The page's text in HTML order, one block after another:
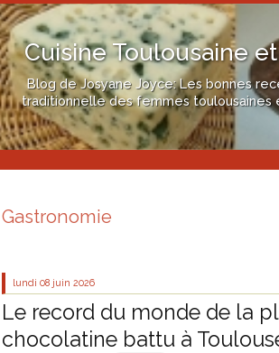
Cuisine Toulousaine
Blog de Josyane Joyce: Les bonnes
traditionnelle des femmes toulousaines
Gastronomie
lundi 08 juin 2026
Le record du monde de la
chocolatine battu à